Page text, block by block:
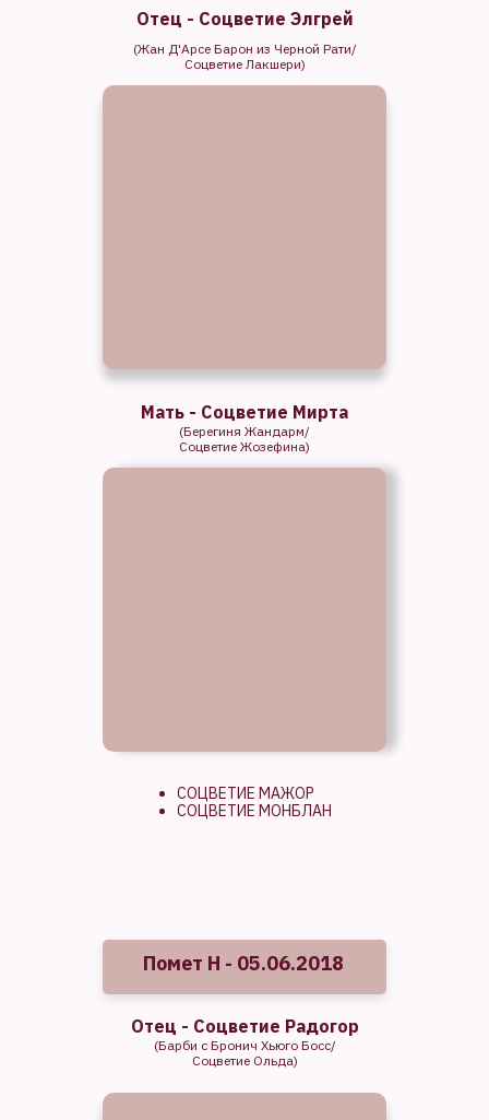
(Берегиня Жандарм/
Соцветие Жозефина)
Мать - Соцветие Мирта
(Жан Д'Арсе Барон из Черной Рати/
Соцветие Лакшери)
Отец - Соцветие Элгрей
СОЦВЕТИЕ МАЖОР
СОЦВЕТИЕ МОНБЛАН
(Барби с Бронич Хьюго Босс/
Соцветие Ольда)
Отец - Соцветие Радогор
Помет Н - 05.06.2018